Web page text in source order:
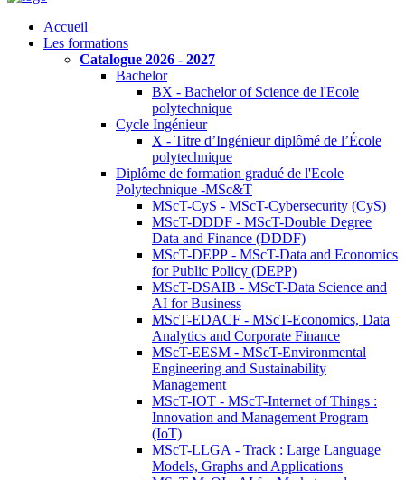
Accueil
Les formations
Catalogue 2026 - 2027
Bachelor
BX - Bachelor of Science de l'Ecole
polytechnique
Cycle Ingénieur
X - Titre d’Ingénieur diplômé de l’École
polytechnique
Diplôme de formation gradué de l'Ecole
Polytechnique -MSc&T
MScT-CyS - MScT-Cybersecurity (CyS)
MScT-DDDF - MScT-Double Degree
Data and Finance (DDDF)
MScT-DEPP - MScT-Data and Economics
for Public Policy (DEPP)
MScT-DSAIB - MScT-Data Science and
AI for Business
MScT-EDACF - MScT-Economics, Data
Analytics and Corporate Finance
MScT-EESM - MScT-Environmental
Engineering and Sustainability
Management
MScT-IOT - MScT-Internet of Things :
Innovation and Management Program
(IoT)
MScT-LLGA - Track : Large Language
Models, Graphs and Applications